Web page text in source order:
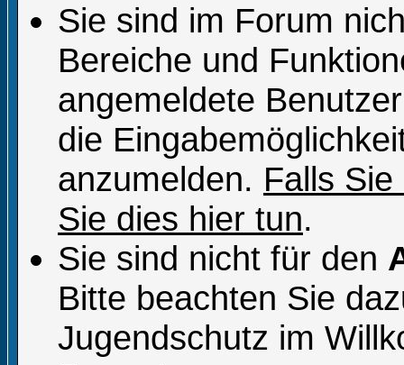
Sie sind im Forum
Bereiche und
angemeldete
die
anzumelden. Falls
Sie dies hier tun.
Sie sind nicht für den
Bitte beachten Sie
Jugendschutz im